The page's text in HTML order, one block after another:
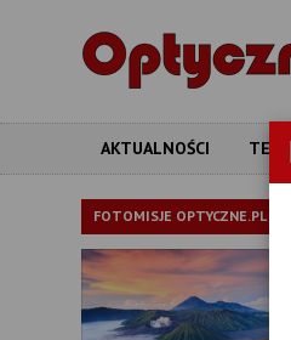
AKTUALNOŚCI
FOTOMISJE OPTYCZNE.PL